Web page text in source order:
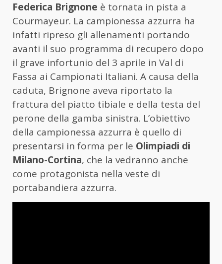
Federica Brignone è tornata in pista a
Courmayeur. La campionessa azzurra ha
infatti ripreso gli allenamenti portando
avanti il suo programma di recupero dopo
il grave infortunio del 3 aprile in Val di
Fassa ai Campionati Italiani. A causa della
caduta, Brignone aveva riportato la
frattura del piatto tibiale e della testa del
perone della gamba sinistra. L’obiettivo
della campionessa azzurra è quello di
presentarsi in forma per le Olimpiadi di
Milano-Cortina, che la vedranno anche
come protagonista nella veste di
portabandiera azzurra.